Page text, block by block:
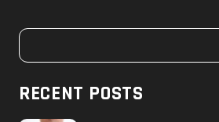
r
Rechercher
RECENT POSTS